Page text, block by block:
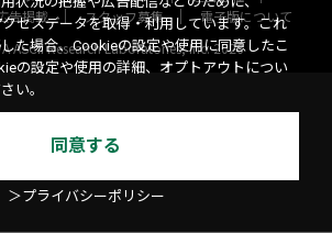
告掲載 スタッフ募集
電子版について
ASCII Research Laboratories, Inc. 2026
セスデータを取得・利用しています。これ
た場合、Cookieの設定や使用に同意したこ
の設定や使用の詳細、オプトアウトについ
い。
同意する
＞プライバシーポリシー